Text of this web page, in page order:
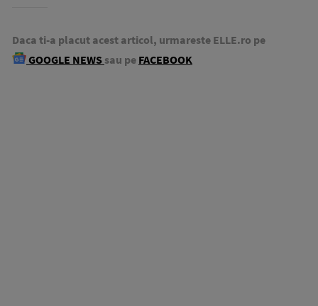
Daca ti-a placut acest articol, urmareste ELLE.ro pe
GOOGLE NEWS sau pe FACEBOOK